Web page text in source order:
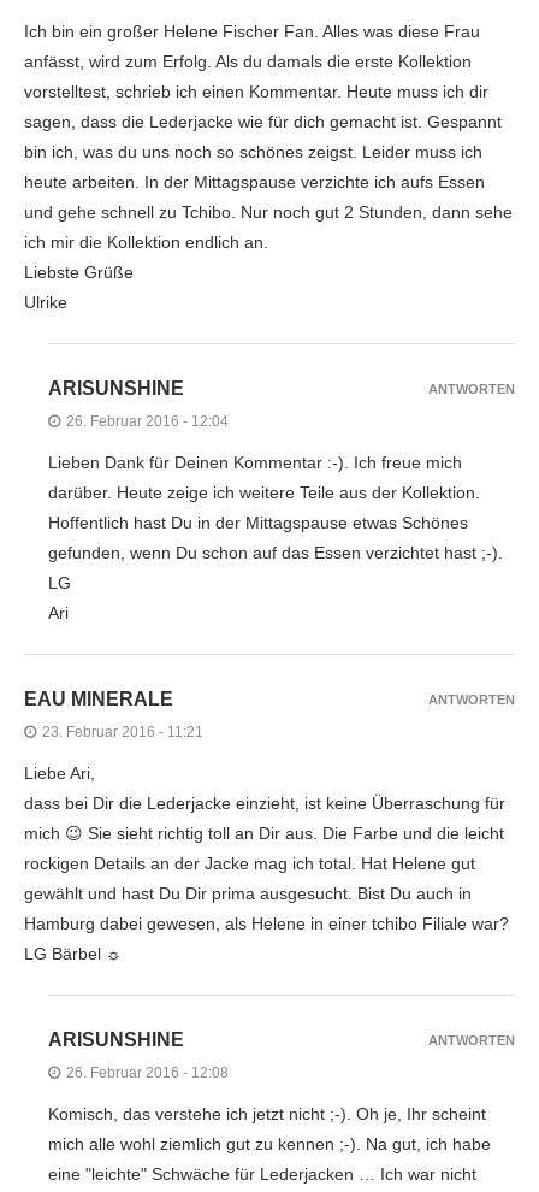
Ich bin ein großer Helene Fischer Fan. Alles was diese Frau
anfässt, wird zum Erfolg. Als du damals die erste Kollektion
vorstelltest, schrieb ich einen Kommentar. Heute muss ich dir
sagen, dass die Lederjacke wie für dich gemacht ist. Gespannt
bin ich, was du uns noch so schönes zeigst. Leider muss ich
heute arbeiten. In der Mittagspause verzichte ich aufs Essen
und gehe schnell zu Tchibo. Nur noch gut 2 Stunden, dann sehe
ich mir die Kollektion endlich an.
Liebste Grüße
Ulrike
ARISUNSHINE
26. Februar 2016 - 12:04
Lieben Dank für Deinen Kommentar :-). Ich freue mich
darüber. Heute zeige ich weitere Teile aus der Kollektion.
Hoffentlich hast Du in der Mittagspause etwas Schönes
gefunden, wenn Du schon auf das Essen verzichtet hast ;-).
LG
Ari
ANTWORTEN
EAU MINERALE
23. Februar 2016 - 11:21
Liebe Ari,
dass bei Dir die Lederjacke einzieht, ist keine Überraschung für
mich 😉 Sie sieht richtig toll an Dir aus. Die Farbe und die leicht
rockigen Details an der Jacke mag ich total. Hat Helene gut
gewählt und hast Du Dir prima ausgesucht. Bist Du auch in
Hamburg dabei gewesen, als Helene in einer tchibo Filiale war?
LG Bärbel ☼
ANTWORTEN
ARISUNSHINE
26. Februar 2016 - 12:08
Komisch, das verstehe ich jetzt nicht ;-). Oh je, Ihr scheint
mich alle wohl ziemlich gut zu kennen ;-). Na gut, ich habe
eine "leichte" Schwäche für Lederjacken … Ich war nicht
ANTWORTEN